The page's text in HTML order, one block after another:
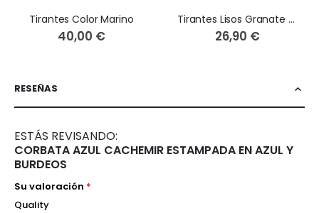
Tirantes Color Marino
40,00 €
Tirantes Lisos Granate o Burdeos
26,90 €
RESEÑAS
ESTÁS REVISANDO:
CORBATA AZUL CACHEMIR ESTAMPADA EN AZUL Y
BURDEOS
Su valoración
Quality